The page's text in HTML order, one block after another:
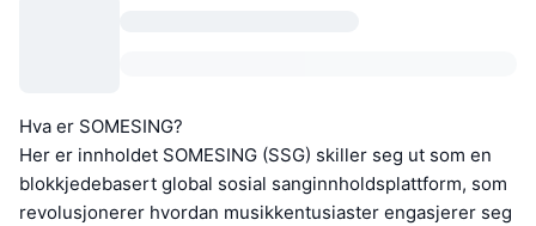
Hva er SOMESING?
Her er innholdet SOMESING (SSG) skiller seg ut som en
blokkjedebasert global sosial sanginnholdsplattform, som
revolusjonerer hvordan musikkentusiaster engasjerer seg